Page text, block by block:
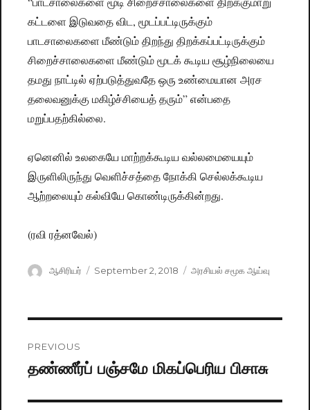
கட்டளை இடுவதை விட, மூடப்பட்டிருக்கும்
பாடசாலைகளை மீண்டும் திறந்து திறக்கப்பட்டிருக்கும்
சிறைச்சாலைகளை மீண்டும் மூடக் கூடிய சூழ்நிலையை
தமது நாட்டில் ஏற்படுத்துவதே ஒரு உண்மையான அரச
தலைவனுக்கு மகிழ்ச்சியைத் தரும்” என்பதை
மறுப்பதற்கில்லை.
ஏனெனில் உலகையே மாற்றக்கூடிய வல்லமையையும்
இருளிலிருந்து வெளிச்சத்தை நோக்கி செல்லக்கூடிய
ஆற்றலையும் கல்வியே கொண்டிருக்கின்றது.
(ரவி ரத்னவேல்)
Author
ஆசிரியர்
Posted
September 2, 2018 Categories
அரசியல் சமூக ஆய்வு
navigation
PREVIOUS
Previous
தண்ணீர்ப் பஞ்சமே மிகப்பெரிய பிசாசு